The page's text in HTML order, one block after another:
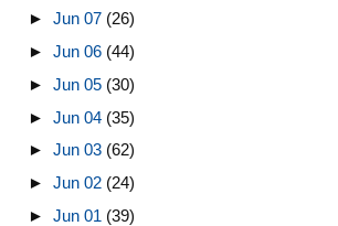
► Jun 07 (26)
► Jun 06 (44)
► Jun 05 (30)
► Jun 04 (35)
► Jun 03 (62)
► Jun 02 (24)
► Jun 01 (39)